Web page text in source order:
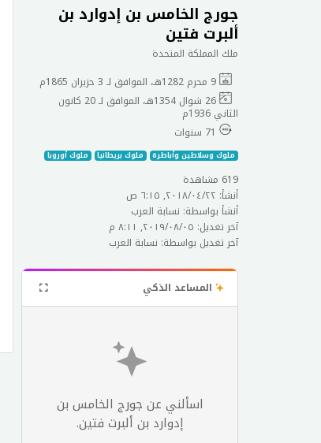
جورج الخامس بن إدوارد بن
ألبرت فتين
ملك المملكة المتحدة
26 شوال 1354هـ، الموافق لـ 20 كانون
الثاني 1936م
ملوك وسلاطين وأباطرة ملوك بريطانيا ملوك أوروبا
619 مشاهدة
أنشأ: ٢٢‏/٠٤‏/٢٠١٨, ٦:١٥ ص
أنشأ بواسطة: نسابة العرب
آخر تغديل: ٠٥‏/٠٨‏/٢٠١٩, ٨:١١ م
آخر تغديل بواسطة: نسابة العرب
المساعد الذكي
اسألني عن جورج الخامس بن
إدوارد بن ألبرت فتين.